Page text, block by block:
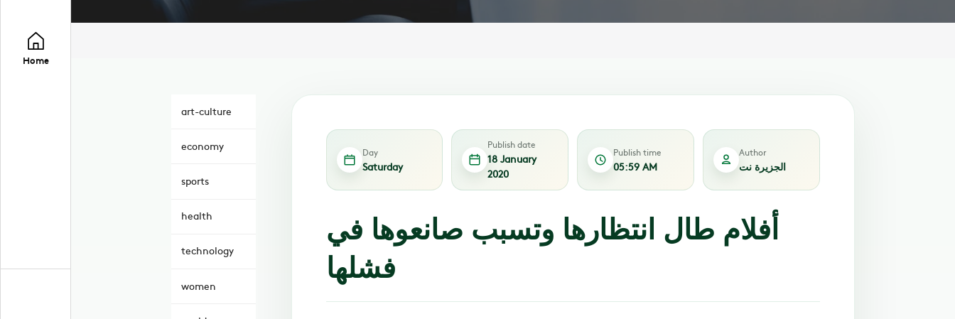
Home
art-culture
economy
sports
health
technology
women
Day
Saturday
Publish date
18 January
2020
Publish time
05:59 AM
Author
الجزيرة نت
أفلام طال انتظارها وتسبب صانعوها في
فشلها